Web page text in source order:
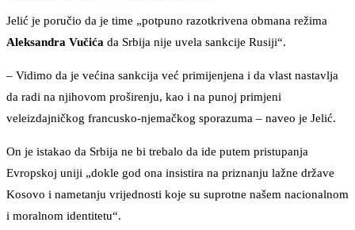
Jelić je poručio da je time „potpuno razotkrivena obmana režima
Aleksandra Vučića da Srbija nije uvela sankcije Rusiji“.
– Vidimo da je većina sankcija već primijenjena i da vlast nastavlja
da radi na njihovom proširenju, kao i na punoj primjeni
veleizdajničkog francusko-njemačkog sporazuma – naveo je Jelić.
On je istakao da Srbija ne bi trebalo da ide putem pristupanja
Evropskoj uniji „dokle god ona insistira na priznanju lažne države
Kosovo i nametanju vrijednosti koje su suprotne našem nacionalnom
i moralnom identitetu“.